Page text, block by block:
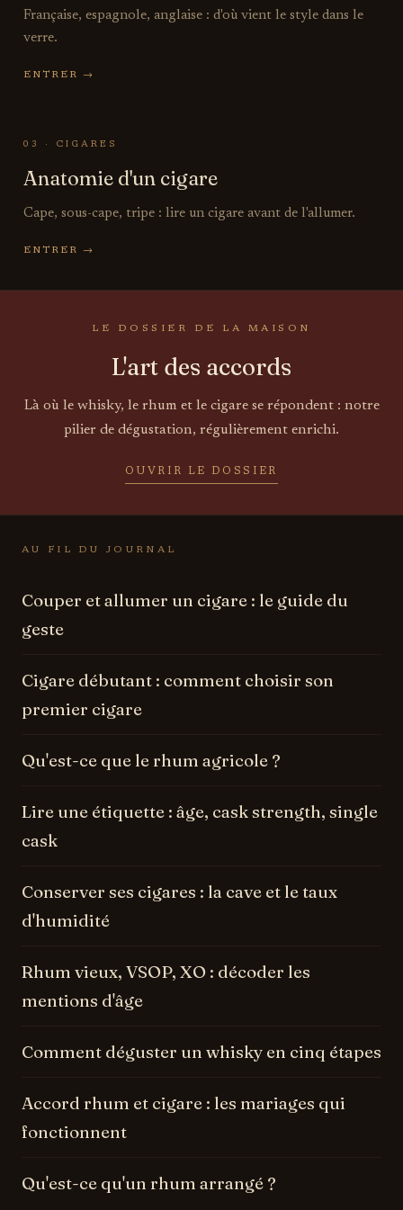
Française, espagnole, anglaise : d'où vient le style dans le
verre.
ENTRER →
03 · CIGARES
Anatomie d'un cigare
Cape, sous-cape, tripe : lire un cigare avant de l'allumer.
ENTRER →
LE DOSSIER DE LA MAISON
L'art des accords
Là où le whisky, le rhum et le cigare se répondent : notre
pilier de dégustation, régulièrement enrichi.
OUVRIR LE DOSSIER
AU FIL DU JOURNAL
Couper et allumer un cigare : le guide du
geste
Cigare débutant : comment choisir son
premier cigare
Qu'est-ce que le rhum agricole ?
Lire une étiquette : âge, cask strength, single
cask
Conserver ses cigares : la cave et le taux
d'humidité
Rhum vieux, VSOP, XO : décoder les
mentions d'âge
Comment déguster un whisky en cinq étapes
Accord rhum et cigare : les mariages qui
fonctionnent
Qu'est-ce qu'un rhum arrangé ?